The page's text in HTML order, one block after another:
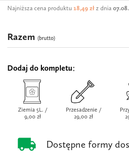
Najniższa cena produktu 18,49 zł z dnia
local_shipping Dostępne formy
Razem (brutto)
Dodaj do kompletu
Ziemia 5L. /
9,00 zł
Przesadzenie /
29,00 zł